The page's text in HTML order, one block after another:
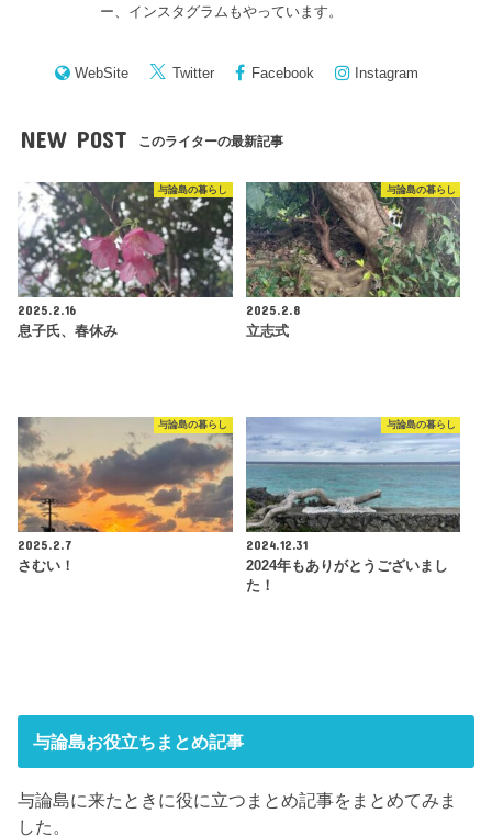
ー、インスタグラムもやっています。
WebSite Twitter Facebook Instagram
NEW POST このライターの最新記事
与論島の暮らし
2025.2.16
息子氏、春休み
与論島の暮らし
2025.2.8
立志式
与論島の暮らし
2025.2.7
さむい！
与論島の暮らし
2024.12.31
2024年もありがとうございまし
た！
与論島お役立ちまとめ記事
与論島に来たときに役に立つまとめ記事をまとめてみま
した。